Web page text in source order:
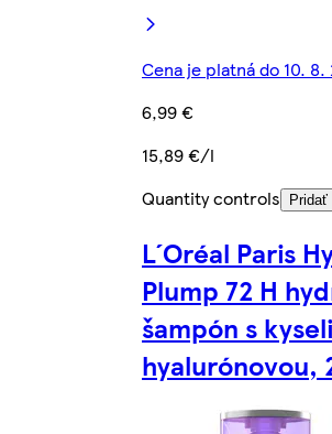
Cena je platná do 10. 8.
6,99 €
15,89 €/l
Quantity controls
Pridať
L´Oréal Paris
Plump 72 H
šampón s
hyalurónovou,